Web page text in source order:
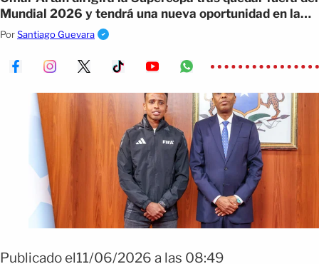
Mundial 2026 y tendrá una nueva oportunidad en la
élite del fútbol.
PorSantiago Guevara
Publicado el11/06/2026 a las 08:49